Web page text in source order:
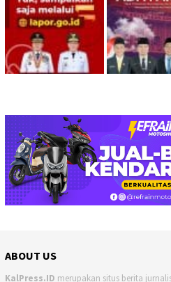
ABOUT US
KalPress.ID merupakan situs berita